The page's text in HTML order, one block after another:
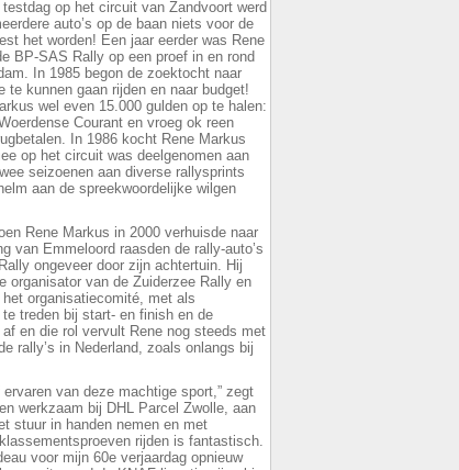
op het circuit van Zandvoort werd
auto’s op de baan niets voor de
het worden! Een jaar eerder was Rene
BP-SAS Rally op een proef in en rond
In 1985 begon de zoektocht naar
te kunnen gaan rijden en naar budget!
wel even 15.000 gulden op te halen:
Courant en vroeg ok reen
In 1986 kocht Rene Markus
op het circuit was deelgenomen aan
seizoenen aan diverse rallysprints
aan de spreekwoordelijke wilgen
Rene Markus in 2000 verhuisde naar
van Emmeloord raasden de rally-auto’s
ongeveer door zijn achtertuin. Hij
organisator van de Zuiderzee Rally en
organisatiecomité, met als
treden bij start- en finish en de
en die rol vervult Rene nog steeds met
rally’s in Nederland, zoals onlangs bij
van deze machtige sport,” zegt
werkzaam bij DHL Parcel Zwolle, aan
stuur in handen nemen en met
rijden is fantastisch.
voor mijn 60e verjaardag opnieuw